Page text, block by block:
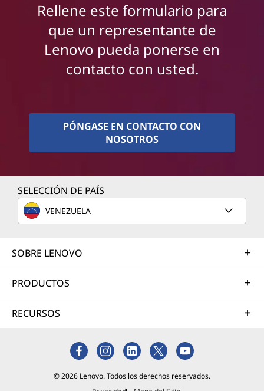
Rellene este formulario para
que un representante de
Lenovo pueda ponerse en
contacto con usted.
PÓNGASE EN CONTACTO CON
NOSOTROS
SELECCIÓN DE PAÍS
VENEZUELA
SOBRE LENOVO
PRODUCTOS
RECURSOS
© 2026 Lenovo. Todos los derechos reservados.